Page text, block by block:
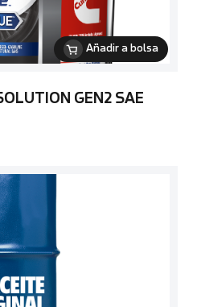
Añadir a bolsa
GEN2 SAE